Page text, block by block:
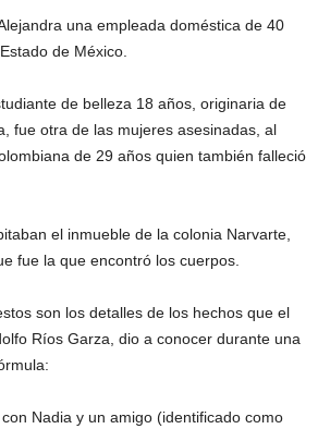
una empleada doméstica de 40
de México.
de belleza 18 años, originaria de
fue otra de las mujeres asesinadas, al
de 29 años quien también falleció
el inmueble de la colonia Narvarte,
fue la que encontró los cuerpos.
son los detalles de los hechos que el
Ríos Garza, dio a conocer durante una
Nadia y un amigo (identificado como